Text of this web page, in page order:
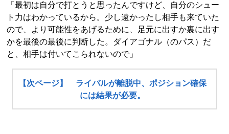
「最初は自分で打とうと思ったんですけど、自分のシュー
ト力はわかっているから。少し遠かったし相手も来ていた
ので、より可能性をあげるために、足元に出すか裏に出す
かを最後の最後に判断した。ダイアゴナル（のパス）だ
と、相手は付いてこられないので」
【次ページ】 ライバルが離脱中、ポジション確保
には結果が必要。